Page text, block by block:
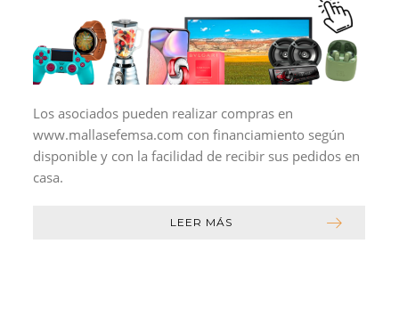
Los asociados pueden realizar compras en
www.mallasefemsa.com con financiamiento según
disponible y con la facilidad de recibir sus pedidos en
casa.
LEER MÁS